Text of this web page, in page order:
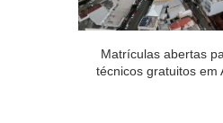
Matrículas abertas
técnicos gratuitos em